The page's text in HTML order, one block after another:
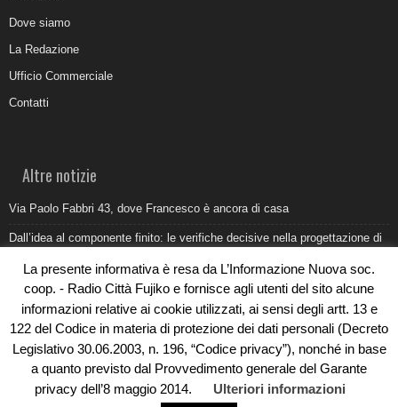
Dove siamo
La Redazione
Ufficio Commerciale
Contatti
Altre notizie
Via Paolo Fabbri 43, dove Francesco è ancora di casa
Dall’idea al componente finito: le verifiche decisive nella progettazione di
Belvedere Marittimo e il report ARPACAL 2026 sulla qualità del mare
Come organizzare e allestire una camera ardente per l’ultimo saluto
Umidità di risalita in casa, come riconoscere i segnali veri
La presente informativa è resa da L’Informazione Nuova soc.
coop. - Radio Città Fujiko e fornisce agli utenti del sito alcune
informazioni relative ai cookie utilizzati, ai sensi degli artt. 13 e
122 del Codice in materia di protezione dei dati personali (Decreto
Legislativo 30.06.2003, n. 196, “Codice privacy”), nonché in base
a quanto previsto dal Provvedimento generale del Garante
privacy dell’8 maggio 2014.
Ulteriori informazioni